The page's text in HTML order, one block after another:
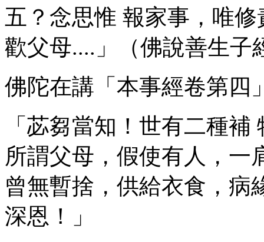
五？念思惟 報家事，唯
歡父母....」（佛說善生子
佛陀在講「本事經卷第四
「苾芻當知！世有二種
所謂父母，假使有人，一
曾無暫捨，供給衣食，病
深恩！」